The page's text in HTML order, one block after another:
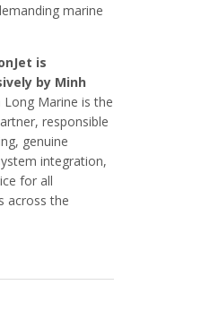
marine
is
by Minh
Long Marine is the
responsible
genuine
integration,
for all
across the